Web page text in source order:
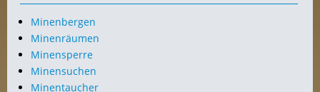
Minenbergen
Minenräumen
Minensperre
Minensuchen
Minentaucher